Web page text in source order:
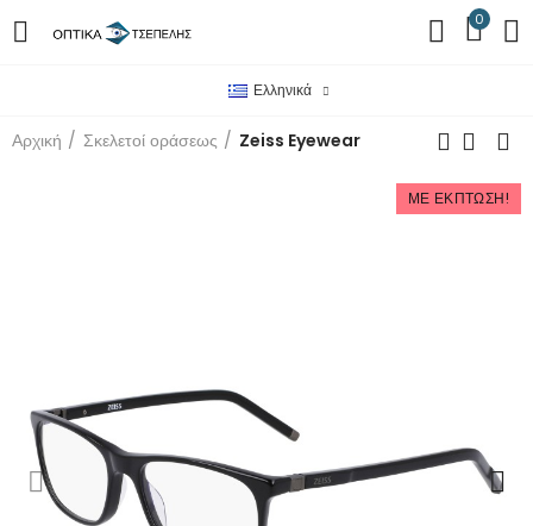
0
Ελληνικά
Αρχική Σκελετοί οράσεως Zeiss Eyewear
ΜΕ ΈΚΠΤΩΣΗ!